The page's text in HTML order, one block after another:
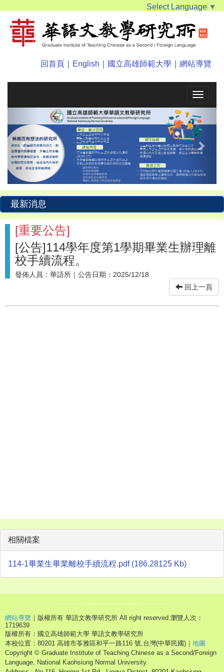
Select Language ▼
回首頁 English 國立高雄師範大學 網站導覽
Toggle
Previous Next
最新消息
[重要公告]
[公告]114學年度第1學期畢業生辦理離
校手續流程。
發佈人員： 華語所 ｜公告日期： 2025/12/18
回上一頁
相關檔案
114-1畢業生畢業離校手續流程.pdf (186.28125 Kb)
網站導覽 ｜版權所有 華語文教學研究所 All right reserved. 瀏覽人次：
1719639
版權所有：國立高雄師範大學 華語文教學研究所
本校位置：80201 高雄市苓雅區和平一路116 號,台灣(中華民國)｜ 地圖
Copyright © Graduate Institute of Teaching Chinese as a Second/Foreign
Language, National Kaohsiung Normal University.